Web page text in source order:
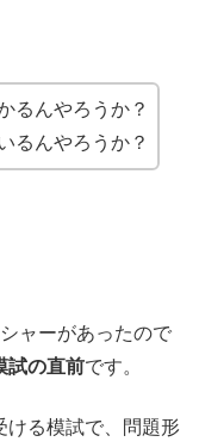
るんやろうか？
るんやろうか？
ャーがあったので
試の直前です。
ける模試で、問題形